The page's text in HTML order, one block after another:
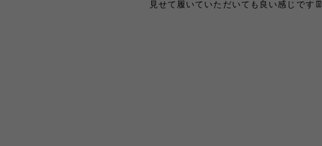
見せて履いていただいても良い感じです👖